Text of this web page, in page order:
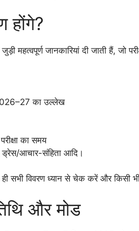
होंगे?
महत्वपूर्ण जानकारियां दी जाती हैं, जो
का उल्लेख
का समय
ड्रेस/आचार-संहिता आदि।
सभी विवरण ध्यान से चेक करें और किसी
और मोड